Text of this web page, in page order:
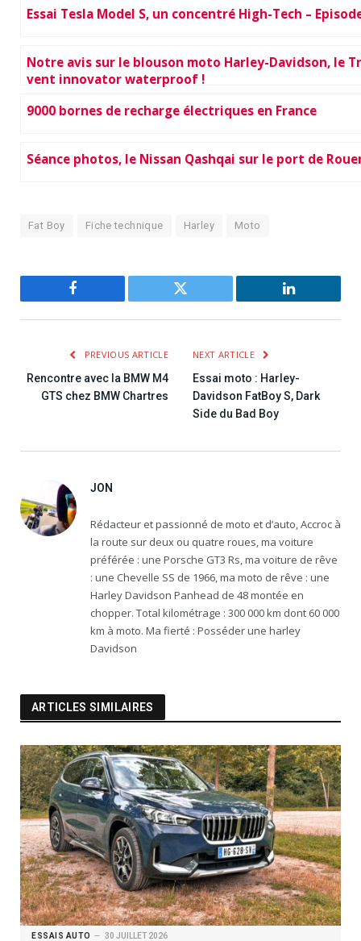
Essai Tesla Model S, un concentré High-Tech –
Notre avis sur le blouson moto Harley-Davidson, le
vent innovator waterproof !
9000 bornes de recharge électriques en France
Séance photos, le Nissan Qashqai sur le port de
Fat Boy Fiche technique Harley Moto
Facebook Twitter LinkedIn
PREVIOUS ARTICLE
Rencontre avec la BMW M4
GTS chez BMW Chartres
NEXT ARTICLE
Essai moto : Harley-
Davidson FatBoy S, Dark
Side du Bad Boy
JON
Rédacteur et passionné de moto et d’auto, Accroc à
la route sur deux ou quatre roues, ma voiture
préférée : une Porsche GT3 Rs, ma voiture de rêve
: une Chevelle SS de 1966, ma moto de rêve : une
Harley Davidson Panhead de 48 montée en
chopper. Total kilométrage : 300 000 km dont 60 000
km à moto. Ma fierté : Posséder une harley
Davidson
ARTICLES SIMILAIRES
ESSAIS AUTO 30 JUILLET 2026